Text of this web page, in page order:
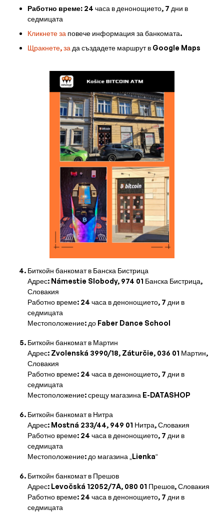
Работно време: 24 часа в денонощието, 7 дни в
седмицата
Кликнете за повече информация за банкомата.
Щракнете, за да създадете маршрут в Google Maps
Биткойн банкомат в Банска Бистрица
Адрес: Námestie Slobody, 974 01 Банска Бистрица,
Словакия
Работно време: 24 часа в денонощието, 7 дни в
седмицата
Местоположение: до Faber Dance School
Биткойн банкомат в Мартин
Адрес: Zvolenská 3990/18, Záturčie, 036 01 Мартин,
Словакия
Работно време: 24 часа в денонощието, 7 дни в
седмицата
Местоположение: срещу магазина E-DATASHOP
Биткойн банкомат в Нитра
Адрес: Mostná 233/44, 949 01 Нитра, Словакия
Работно време: 24 часа в денонощието, 7 дни в
седмицата
Местоположение: до магазина „Lienka“
Биткойн банкомат в Прешов
Адрес: Levočská 12052/7A, 080 01 Прешов, Словакия
Работно време: 24 часа в денонощието, 7 дни в
седмицата